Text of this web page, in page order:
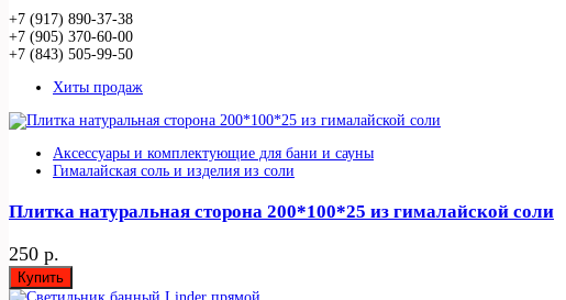
+7 (917) 890-37-38
+7 (905) 370-60-00
+7 (843) 505-99-50
Хиты продаж
Аксессуары и комплектующие для бани и сауны
Гималайская соль и изделия из соли
Плитка натуральная сторона 200*100*25 из гималайской соли
250 р.
Купить